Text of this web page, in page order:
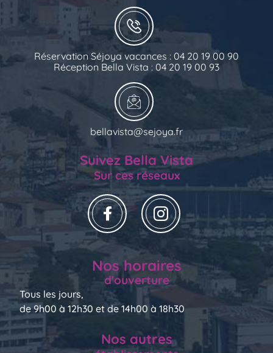
Réservation Séjoya vacances : 04 20 19 00 90
Réception Bella Vista : 04 20 19 00 93
bellavista@sejoya.fr
Suivez Bella Vista
Sur ces réseaux
Nos horaires
d'ouverture
Tous les jours,
de 9h00 à 12h30 et de 14h00 à 18h30
Nos autres